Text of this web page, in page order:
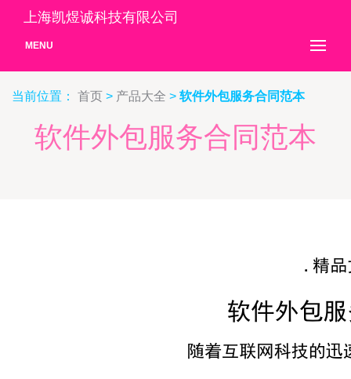
上海凯煜诚科技有限公司
MENU
当前位置： 首页 > 产品大全 > 软件外包服务合同范本
软件外包服务合同范本